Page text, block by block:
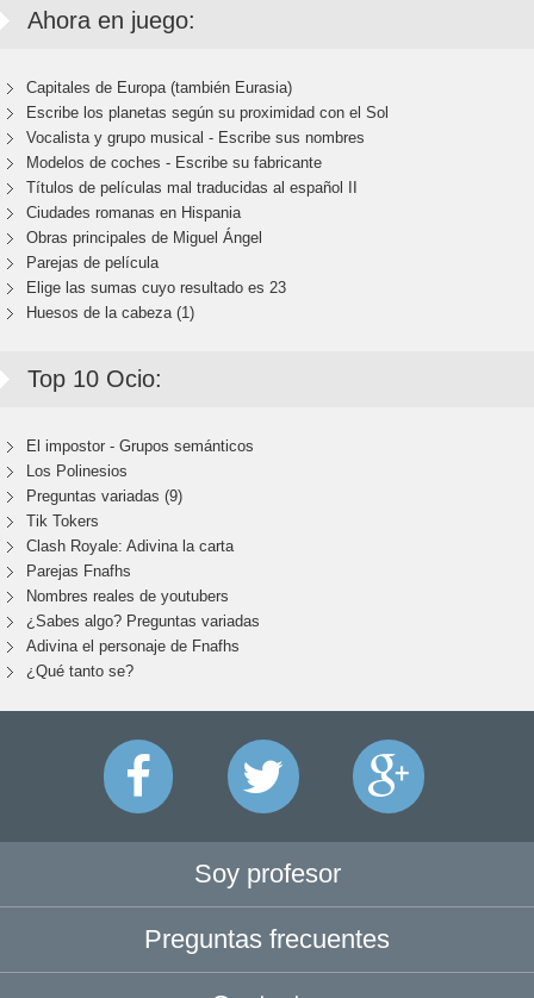
Ahora en juego:
Capitales de Europa (también Eurasia)
Escribe los planetas según su proximidad con el Sol
Vocalista y grupo musical - Escribe sus nombres
Modelos de coches - Escribe su fabricante
Títulos de películas mal traducidas al español II
Ciudades romanas en Hispania
Obras principales de Miguel Ángel
Parejas de película
Elige las sumas cuyo resultado es 23
Huesos de la cabeza (1)
Top 10 Ocio:
El impostor - Grupos semánticos
Los Polinesios
Preguntas variadas (9)
Tik Tokers
Clash Royale: Adivina la carta
Parejas Fnafhs
Nombres reales de youtubers
¿Sabes algo? Preguntas variadas
Adivina el personaje de Fnafhs
¿Qué tanto se?
Soy profesor
Preguntas frecuentes